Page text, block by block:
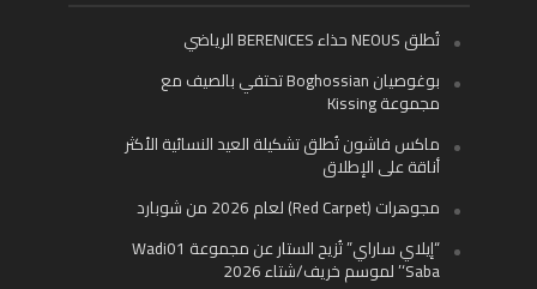
تُطلق NEOUS حذاء BERENICES الرياضي
بوغوصيان Boghossian تحتفي بالصيف مع
مجموعة Kissing
ماكس فاشون تُطلق تشكيلة العيد النسائية الأكثر
أناقة على الإطلاق
مجوهرات (Red Carpet) لعام 2026 من شوبارد
“إيلاي ساراي” تُزيح الستار عن مجموعة Wadi01
‘Saba’ لموسم خريف/شتاء 2026